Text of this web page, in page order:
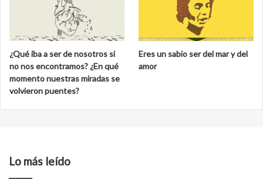
¿Qué iba a ser de nosotros si
no nos encontramos? ¿En qué
momento nuestras miradas se
volvieron puentes?
Eres un sabio ser del mar y del
amor
Lo más leído